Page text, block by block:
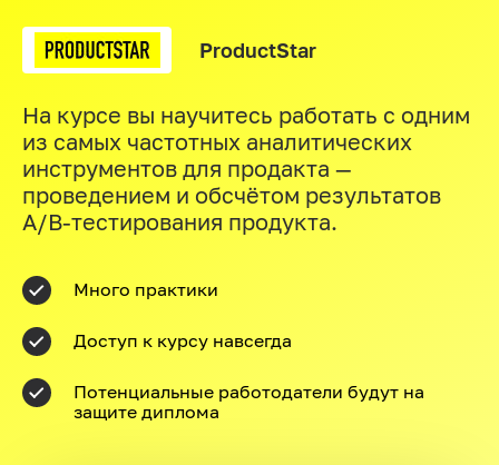
ProductStar
На курсе вы научитесь работать с одним
из самых частотных аналитических
инструментов для продакта —
проведением и обсчётом результатов
A/B-тестирования продукта.
Много практики
Доступ к курсу навсегда
Потенциальные работодатели будут на
защите диплома